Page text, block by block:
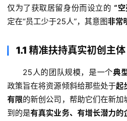
仅为了获取居留身份而设立的 “
定在“员工少于25人”，其意图非常
1.1 精准扶持真实初创主体
25人的团队规模，是一个典
政策旨在将资源倾斜给那些处于起
有限的新创公司，帮助它们在新
到的是有真实业务、有增长潜力的